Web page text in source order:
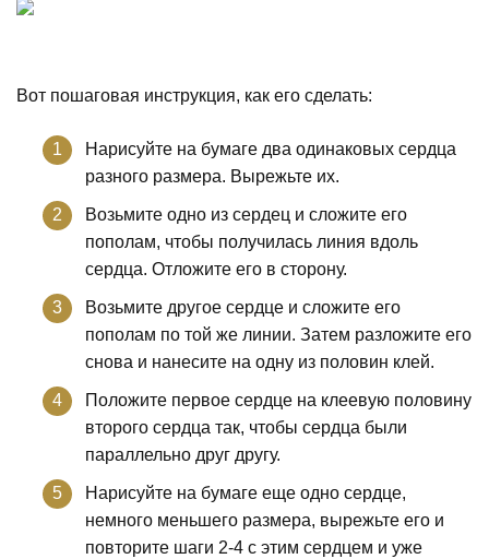
Вот пошаговая инструкция, как его сделать:
Нарисуйте на бумаге два одинаковых сердца
разного размера. Вырежьте их.
Возьмите одно из сердец и сложите его
пополам, чтобы получилась линия вдоль
сердца. Отложите его в сторону.
Возьмите другое сердце и сложите его
пополам по той же линии. Затем разложите его
снова и нанесите на одну из половин клей.
Положите первое сердце на клеевую половину
второго сердца так, чтобы сердца были
параллельно друг другу.
Нарисуйте на бумаге еще одно сердце,
немного меньшего размера, вырежьте его и
повторите шаги 2-4 с этим сердцем и уже